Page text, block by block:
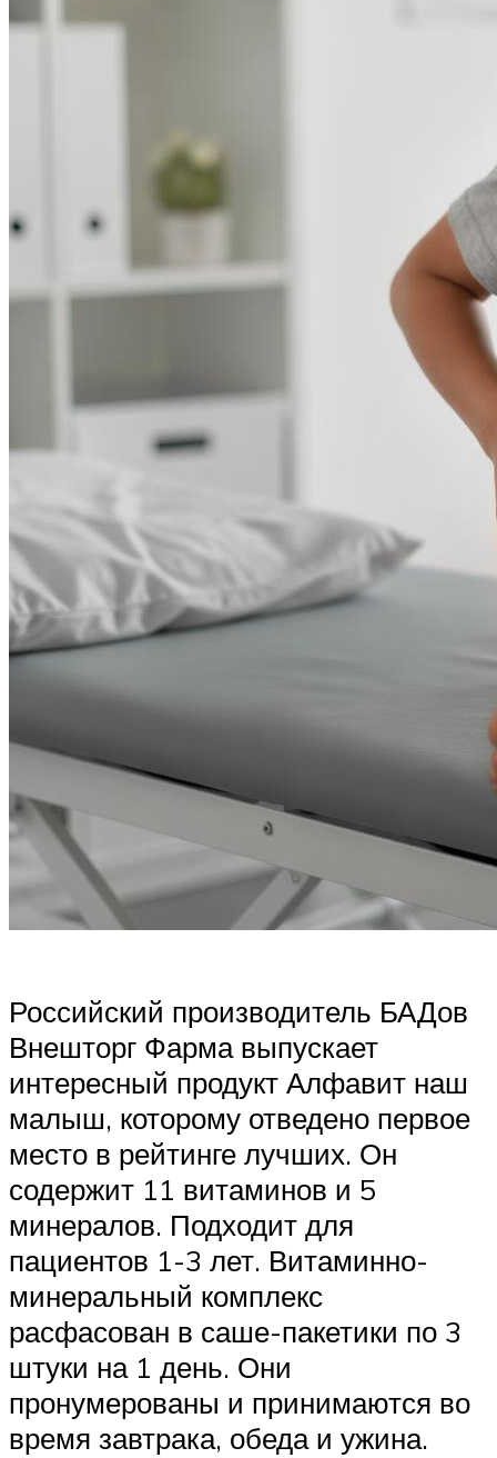
Российский производитель БАДов
Внешторг Фарма выпускает
интересный продукт Алфавит наш
малыш, которому отведено первое
место в рейтинге лучших. Он
содержит 11 витаминов и 5
минералов. Подходит для
пациентов 1-3 лет. Витаминно-
минеральный комплекс
расфасован в саше-пакетики по 3
штуки на 1 день. Они
пронумерованы и принимаются во
время завтрака, обеда и ужина.